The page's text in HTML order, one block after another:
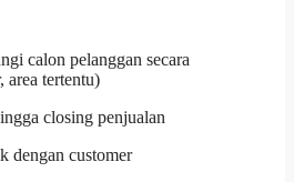
calon pelanggan secara
area tertentu)
closing penjualan
dengan customer